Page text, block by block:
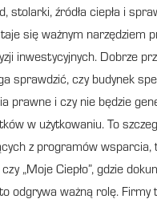
stolarki, źródła ciepła i
się ważnym narzędziem
inwestycyjnych. Dobrze
sprawdzić, czy budynek
prawne i czy nie będzie
w użytkowaniu. To
z programów wsparcia,
„Moje Ciepło”, gdzie
odgrywa ważną rolę. Firmy